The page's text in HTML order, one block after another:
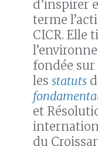
d’inspirer
terme
CICR. Elle
fondée sur
les statuts
et
du